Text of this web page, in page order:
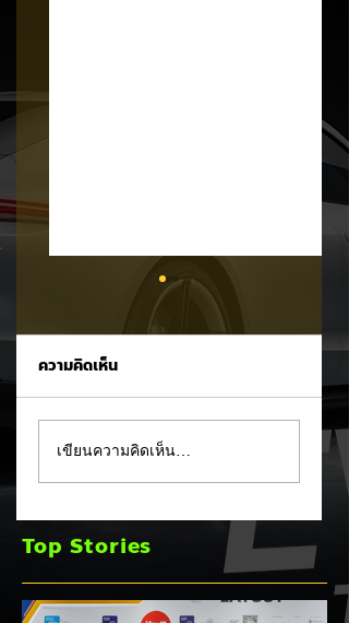
มาตรการ EV
Incentive ชุดใหม่!
บีบตั้งโรงงานและเพิ่ม
Local Content ชิง
ฐานผลิตแข่งกับไทย
ภ
บ
ความคิดเห็น
เขียนความคิดเห็น…
Top Stories